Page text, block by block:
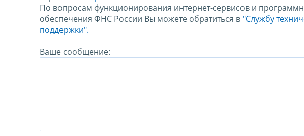
По вопросам функционирования интернет-сервисов и
обеспечения ФНС России Вы можете обратиться в "Службу
поддержки".
Ваше сообщение: